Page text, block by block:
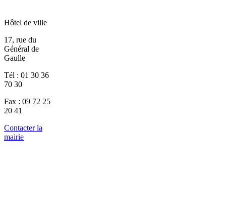
Hôtel de ville
17, rue du
Général de
Gaulle
Tél : 01 30 36
70 30
Fax : 09 72 25
20 41
Contacter la
mairie